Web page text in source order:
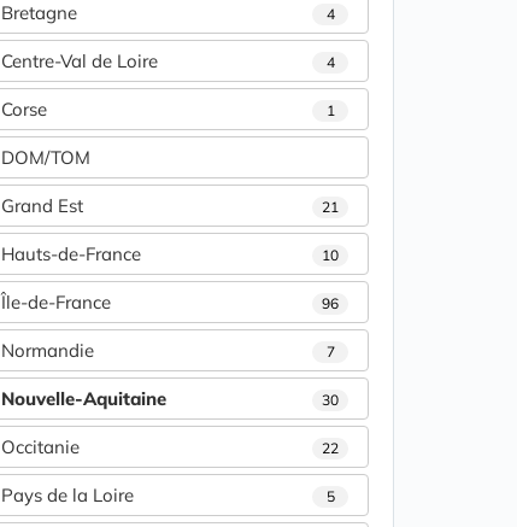
Bretagne 4
Centre-Val de Loire 4
Corse 1
DOM/TOM
Grand Est 21
Hauts-de-France 10
Île-de-France 96
Normandie 7
Nouvelle-Aquitaine 30
Occitanie 22
Pays de la Loire 5